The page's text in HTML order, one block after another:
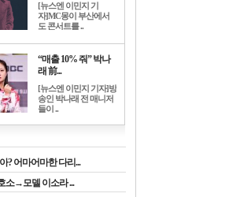
[뉴스엔 이민지 기
자]MC몽이 부산에서
도 콘서트를 ..
“매출 10% 줘” 박나
래 前...
[뉴스엔 이민지 기자]방
송인 박나래 전 매니저
들이 ..
? 어마어마한 다리...
소→모델 이소라 ...